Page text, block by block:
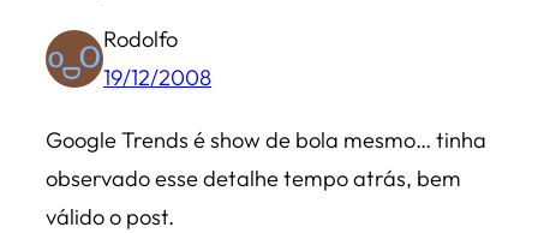
Rodolfo
19/12/2008
Google Trends é show de bola mesmo… tinha
observado esse detalhe tempo atrás, bem
válido o post.